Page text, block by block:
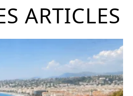
ARTICLES